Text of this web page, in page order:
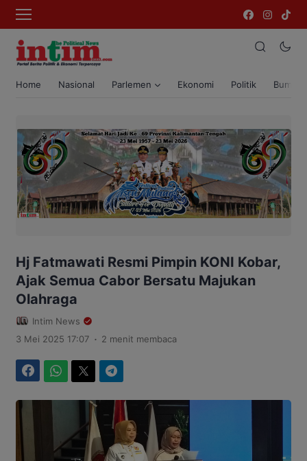
Home Nasional Parlemen Ekonomi Politik Bumi
Hj Fatmawati Resmi Pimpin KONI Kobar,
Ajak Semua Cabor Bersatu Majukan
Olahraga
Intim News
3 Mei 2025 17:07 . 2 menit membaca